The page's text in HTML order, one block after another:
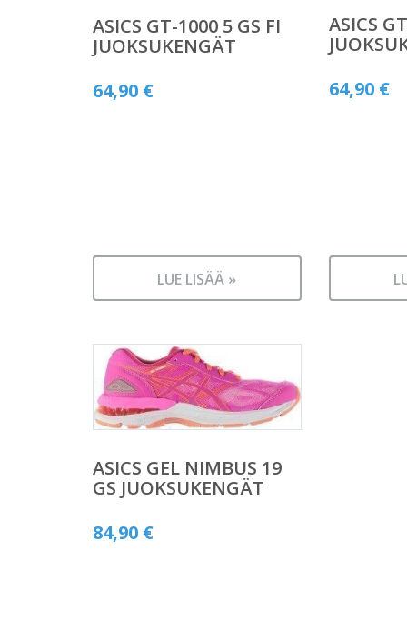
ASICS GT-1000 5 GS FI
JUOKSUKENGÄT
64,90 €
LUE LISÄÄ »
ASICS
64,90 €
ASICS GEL NIMBUS 19
GS JUOKSUKENGÄT
84,90 €